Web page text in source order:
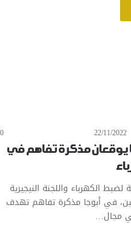
22/11/2022
0
يوقعان مذكرة تفاهم في
الكهرباء واللجنة النيجيرية
في أبوجا مذكرة تفاهم تهدف
مجال…